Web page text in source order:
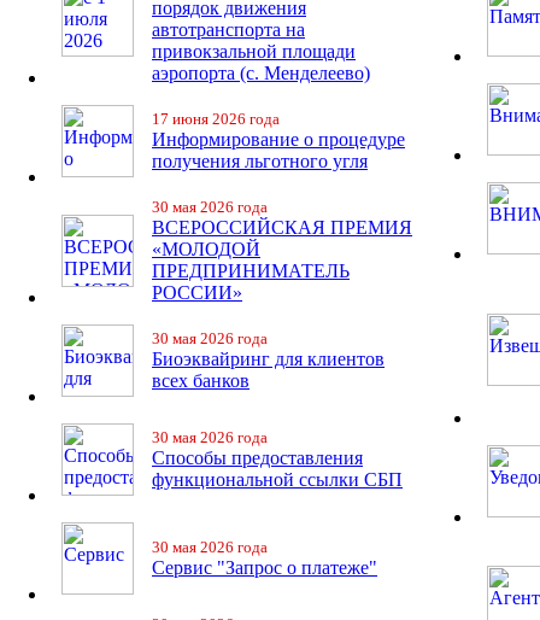
порядок движения
автотранспорта на
привокзальной площади
аэропорта (с. Менделеево)
17 июня 2026 года
Информирование о процедуре
получения льготного угля
30 мая 2026 года
ВСЕРОССИЙСКАЯ ПРЕМИЯ
«МОЛОДОЙ
ПРЕДПРИНИМАТЕЛЬ
РОССИИ»
30 мая 2026 года
Биоэквайринг для клиентов
всех банков
30 мая 2026 года
Способы предоставления
функциональной ссылки СБП
30 мая 2026 года
Сервис "Запрос о платеже"